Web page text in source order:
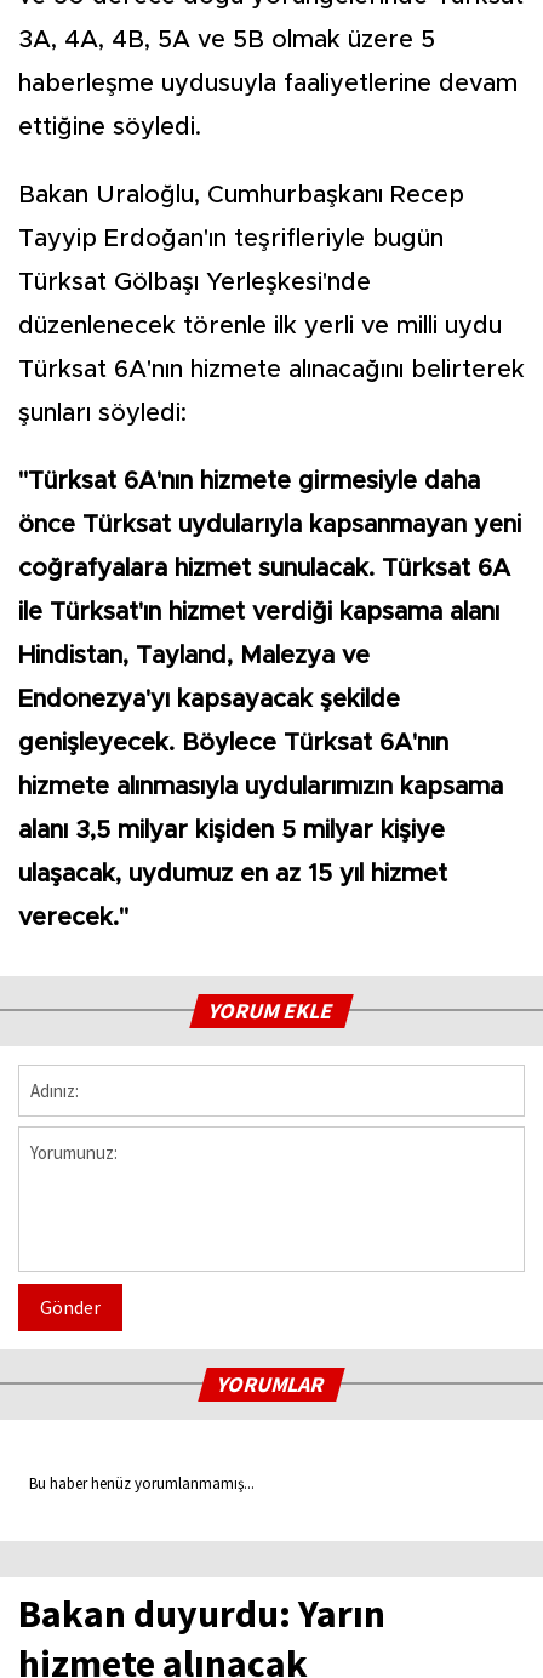
3A, 4A, 4B, 5A ve 5B olmak üzere 5
haberleşme uydusuyla faaliyetlerine devam
ettiğine söyledi.
Bakan Uraloğlu, Cumhurbaşkanı Recep
Tayyip Erdoğan'ın teşrifleriyle bugün
Türksat Gölbaşı Yerleşkesi'nde
düzenlenecek törenle ilk yerli ve milli uydu
Türksat 6A'nın hizmete alınacağını belirterek
şunları söyledi:
"Türksat 6A'nın hizmete girmesiyle daha
önce Türksat uydularıyla kapsanmayan yeni
coğrafyalara hizmet sunulacak. Türksat 6A
ile Türksat'ın hizmet verdiği kapsama alanı
Hindistan, Tayland, Malezya ve
Endonezya'yı kapsayacak şekilde
genişleyecek. Böylece Türksat 6A'nın
hizmete alınmasıyla uydularımızın kapsama
alanı 3,5 milyar kişiden 5 milyar kişiye
ulaşacak, uydumuz en az 15 yıl hizmet
verecek."
YORUM EKLE
Gönder
YORUMLAR
Bu haber henüz yorumlanmamış...
Bakan duyurdu: Yarın
hizmete alınacak